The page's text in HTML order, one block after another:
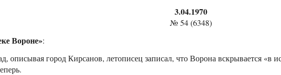
3.04.1970
№ 54 (6348)
Вороне»:
описывая город Кирсанов, летописец записал, что Ворона вскрывается «в